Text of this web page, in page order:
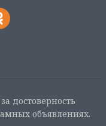
достоверность
объявлениях.